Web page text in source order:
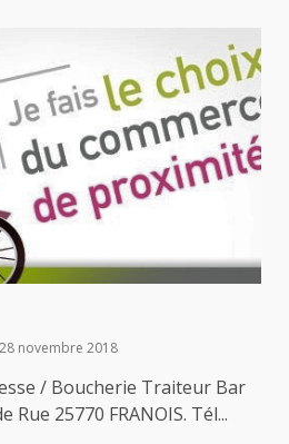
28 novembre 2018
/ Boucherie Traiteur Bar
Rue 25770 FRANOIS. Tél...